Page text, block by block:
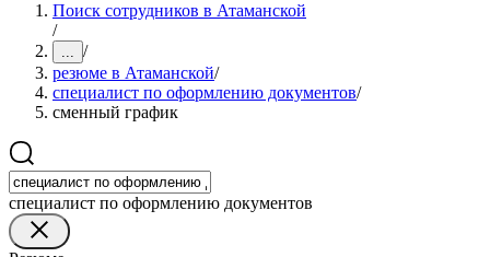
Поиск сотрудников в Атаманской
/
... /
резюме в Атаманской/
специалист по оформлению документов/
сменный график
специалист по оформлению документов